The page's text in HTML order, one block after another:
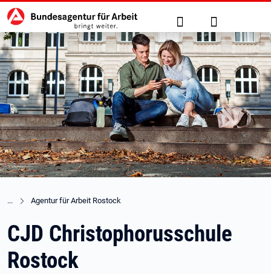
zu den Hauptinhalten springen
Hauptnavigation Suche Anmelden
Agentur für Arbeit Rostock
CJD Christophorusschule
Rostock